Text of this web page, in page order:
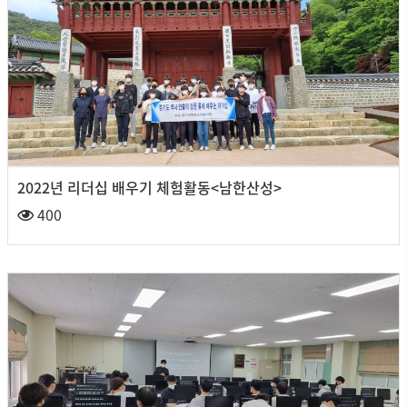
2022년 리더십 배우기 체험활동<남한산성>
400